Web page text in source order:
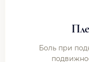
Боль при